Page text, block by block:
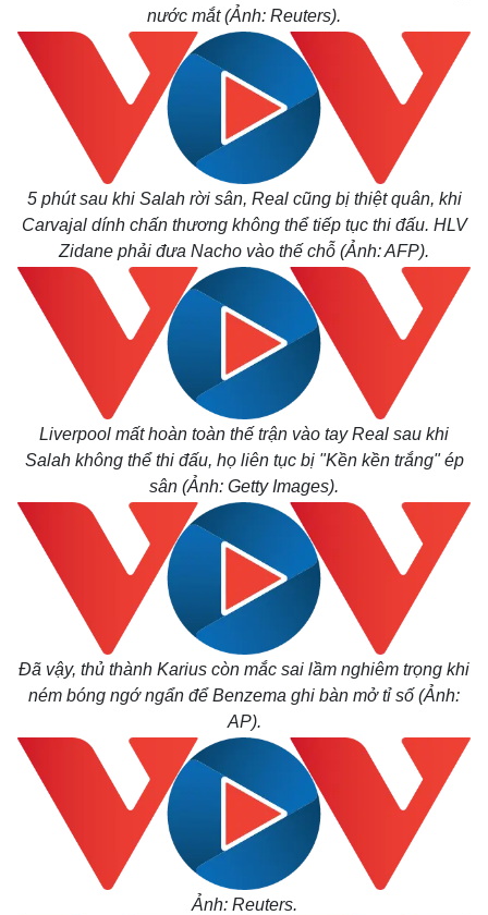
Thế giới
Cuộc sống đó đây
Hồ sơ
Multimedia
Video
Ảnh
E-Magazine
Infographic
nước mắt (Ảnh: Reuters).
5 phút sau khi Salah rời sân, Real cũng bị thiệt quân, khi
Carvajal dính chấn thương không thể tiếp tục thi đấu. HLV
Zidane phải đưa Nacho vào thế chỗ (Ảnh: AFP).
Liverpool mất hoàn toàn thế trận vào tay Real sau khi
Salah không thể thi đấu, họ liên tục bị "Kền kền trắng" ép
sân (Ảnh: Getty Images).
Đã vậy, thủ thành Karius còn mắc sai lầm nghiêm trọng khi
ném bóng ngớ ngẩn để Benzema ghi bàn mở tỉ số (Ảnh:
AP).
Ảnh: Reuters.